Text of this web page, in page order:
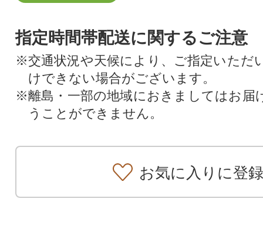
指定時間帯配送に関するご注意
※交通状況や天候により、ご指定いただ
けできない場合がございます。
※離島・一部の地域におきましてはお届
うことができません。
お気に入りに登録